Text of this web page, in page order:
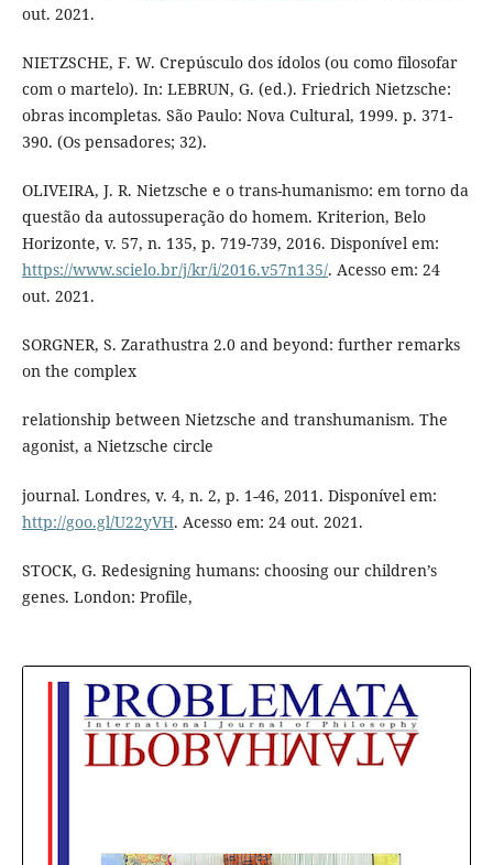
out. 2021.
NIETZSCHE, F. W. Crepúsculo dos ídolos (ou como filosofar
com o martelo). In: LEBRUN, G. (ed.). Friedrich Nietzsche:
obras incompletas. São Paulo: Nova Cultural, 1999. p. 371-
390. (Os pensadores; 32).
OLIVEIRA, J. R. Nietzsche e o trans-humanismo: em torno da
questão da autossuperação do homem. Kriterion, Belo
Horizonte, v. 57, n. 135, p. 719-739, 2016. Disponível em:
https://www.scielo.br/j/kr/i/2016.v57n135/. Acesso em: 24
out. 2021.
SORGNER, S. Zarathustra 2.0 and beyond: further remarks
on the complex
relationship between Nietzsche and transhumanism. The
agonist, a Nietzsche circle
journal. Londres, v. 4, n. 2, p. 1-46, 2011. Disponível em:
http://goo.gl/U22yVH. Acesso em: 24 out. 2021.
STOCK, G. Redesigning humans: choosing our children’s
genes. London: Profile,